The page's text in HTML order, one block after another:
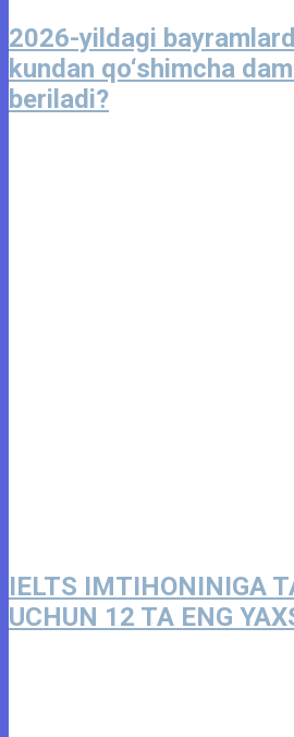
2026-yildagi
kundan qo‘shimcha
beriladi?
IELTS IMTIHONINIGA
UCHUN 12 TA ENG